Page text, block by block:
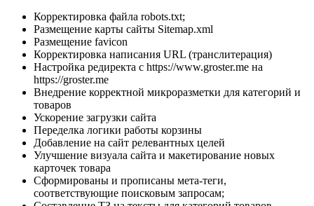
Корректировка файла robots.txt;
Размещение карты сайты Sitemap.xml
Размещение favicon
Корректировка написания URL (транслитерация)
Настройка редиректа с https://www.groster.me на
https://groster.me
Внедрение корректной микроразметки для категорий и
товаров
Ускорение загрузки сайта
Переделка логики работы корзины
Добавление на сайт релевантных целей
Улучшение визуала сайта и макетирование новых
карточек товара
Сформированы и прописаны мета-теги,
соответствующие поисковым запросам;